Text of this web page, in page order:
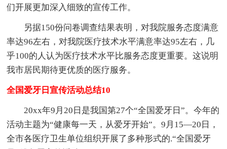
们开展更加深入细致的宣传工作。
另据150份问卷调查结果表明，对我院服务态度满意
率达96左右，对我院医疗技术水平满意率达95左右，几
乎100的人认为医疗技术水平比服务态度更重要。这说明
我市居民期待更优质的医疗服务。
全国爱牙日宣传活动总结10
20xx年9月20日是我国第27个“全国爱牙日”。今年的
活动主题为“健康每一天，从爱牙开始”。9月15—20日，
全市各医疗卫生单位组织开展了多种形式的.“全国爱牙